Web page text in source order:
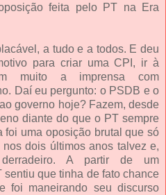
feita pelo PT na Era
a tudo e a todos. E deu
para criar uma CPI, ir à
muito a imprensa com
Daí eu pergunto: o PSDB e o
governo hoje? Fazem, desde
diante do que o PT sempre
foi uma oposição brutal que só
dois últimos anos talvez e,
A partir de um
que tinha de fato chance
foi maneirando seu discurso